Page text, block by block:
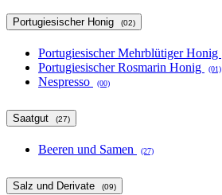
Portugiesischer Honig (02)
Portugiesischer Mehrblütiger Honig
Portugiesischer Rosmarin Honig (01)
Nespresso (00)
Saatgut (27)
Beeren und Samen (27)
Salz und Derivate (09)